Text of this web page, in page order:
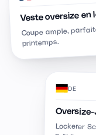
Veste oversize en
Coupe ample,
printemps.
DE
Lockerer